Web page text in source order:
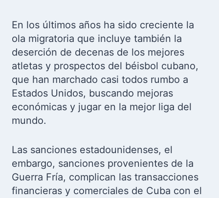
En los últimos años ha sido creciente la
ola migratoria que incluye también la
deserción de decenas de los mejores
atletas y prospectos del béisbol cubano,
que han marchado casi todos rumbo a
Estados Unidos, buscando mejoras
económicas y jugar en la mejor liga del
mundo.
Las sanciones estadounidenses, el
embargo, sanciones provenientes de la
Guerra Fría, complican las transacciones
financieras y comerciales de Cuba con el